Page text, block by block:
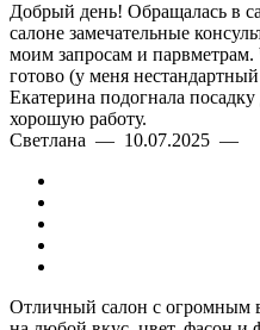
Добрый день! Обращалась в
салоне замечательные
моим запросам и парвметрам.
готово (у меня
Екатерина подогнала
хорошую работу.
Светлана — 10.07.2025 —
Отличный салон с огромным